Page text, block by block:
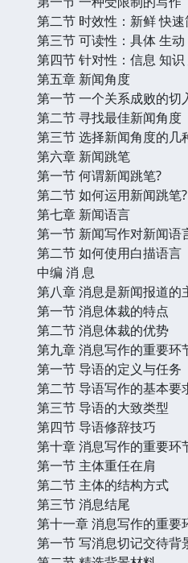
第二节 时效性：新鲜 快速
第三节 可读性：具体 生动
第四节 针对性：信息 知
第五章 新闻角度
第一节 一个关系成败的切
第二节 寻找最佳新闻角度
第三节 选择新闻角度的几
第六章 新闻跳笔
第一节 何谓新闻跳笔?
第二节 如何运用新闻跳笔?
第七章 新闻语言
第一节 新闻写作对新闻语
第二节 如何使用白描语言
中编 消 息
第八章 消息是新闻报道的
第一节 消息体裁的特点
第二节 消息体裁的优势
第九章 消息写作的重要
第一节 导语的定义与任务
第二节 导语写作的基本要
第三节 导语的大致类型
第四节 导语修辞技巧
第十章 消息写作的重要
第一节 主体重任在肩
第二节 主体的结构方式
第三节 消息结尾
第十一章 消息写作的重
第一节 写消息切记交待背